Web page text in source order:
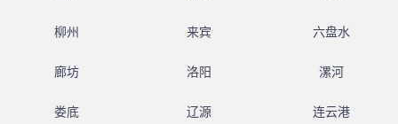
柳州 来宾 六盘水
廊坊 洛阳 漯河
娄底 辽源 连云港